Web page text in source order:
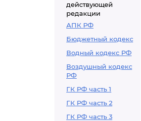
действующей
редакции
АПК РФ
Бюджетный кодекс
Водный кодекс РФ
Воздушный кодекс
РФ
ГК РФ часть 1
ГК РФ часть 2
ГК РФ часть 3